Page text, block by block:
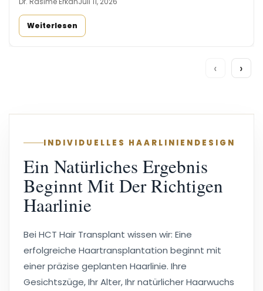
Weiterlesen
‹ ›
INDIVIDUELLES HAARLINIENDESIGN
Ein Natürliches Ergebnis
Beginnt Mit Der Richtigen
Haarlinie
Bei HCT Hair Transplant wissen wir: Eine
erfolgreiche Haartransplantation beginnt mit
einer präzise geplanten Haarlinie. Ihre
Gesichtszüge, Ihr Alter, Ihr natürlicher Haarwuchs